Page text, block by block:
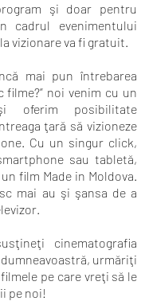
şi doar pentru
cadrul evenimentului
vizionare va fi gratuit.
mai pun întrebarea
filme?” noi venim cu un
oferim posibilitate
ţară să vizioneze
Cu un singur click,
sau tabletă,
film Made in Moldova.
mai au şi şansa de a
cinematografia
urmăriţi
pe care vreţi să le
pe noi!